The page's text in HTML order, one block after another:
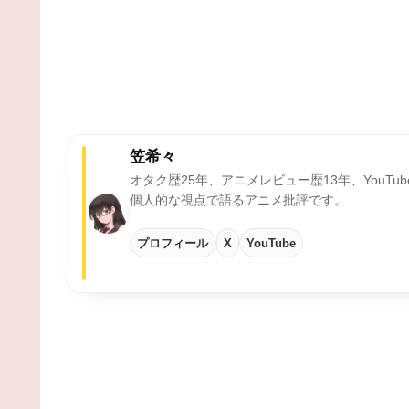
笠希々
オタク歴25年、アニメレビュー歴13年、
個人的な視点で語るアニメ批評です。
プロフィール X YouTube